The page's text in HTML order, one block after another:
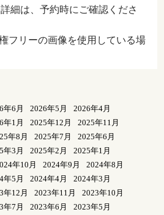
細は、予約時にご確認くださ
フリーの画像を使用している場
年6月 2026年5月
2026年4月
年1月 2025年12月
2025年11月
年8月 2025年7月
2025年6月
年3月 2025年2月
2025年1月
年10月 2024年9月
2024年8月
年5月 2024年4月
2024年3月
年12月 2023年11月
2023年10月
年7月 2023年6月
2023年5月